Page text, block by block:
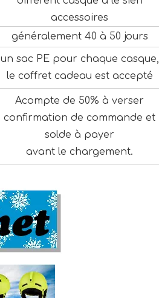
accessoires
généralement 40 à 50 jours
un sac PE pour chaque casque,
le coffret cadeau est accepté
Acompte de 50% à verser
confirmation de commande et
solde à payer
avant le chargement.